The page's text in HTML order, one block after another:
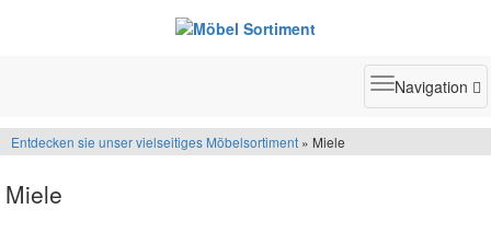
Toggle
Navigation
Entdecken sie unser vielseitiges Möbelsortiment » Miele
Miele